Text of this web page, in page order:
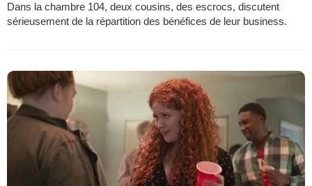
Dans la chambre 104, deux cousins, des escrocs, discutent
sérieusement de la répartition des bénéfices de leur business.